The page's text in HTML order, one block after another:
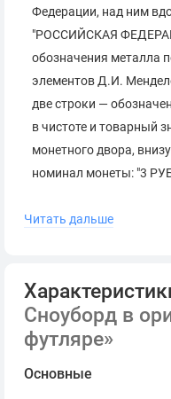
Федерации, над ним
"РОССИЙСКАЯ
обозначения металла
элементов Д.И.
две строки —
в чистоте и товарный
монетного двора,
номинал монеты: "3
Коллекционная
Сопровождается
Серия и номер
представленных на фото.
Читать дальше
Сноуборд в
футляре»
Основные